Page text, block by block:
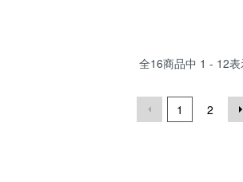
全16商品中 1 - 12
1 2